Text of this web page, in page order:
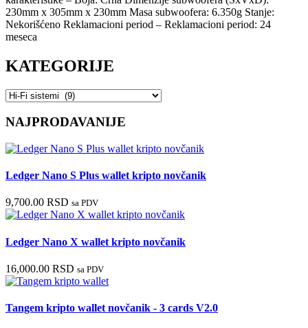
230mm x 305mm x 230mm Masa subwoofera: 6.350g Stanje:
Nekorišćeno Reklamacioni period – Reklamacioni period: 24
meseca
KATEGORIJE
NAJPRODAVANIJE
Ledger Nano S Plus wallet kripto novčanik
9,700.00 RSD sa PDV
Ledger Nano X wallet kripto novčanik
16,000.00 RSD sa PDV
Tangem kripto wallet novčanik - 3 cards V2.0